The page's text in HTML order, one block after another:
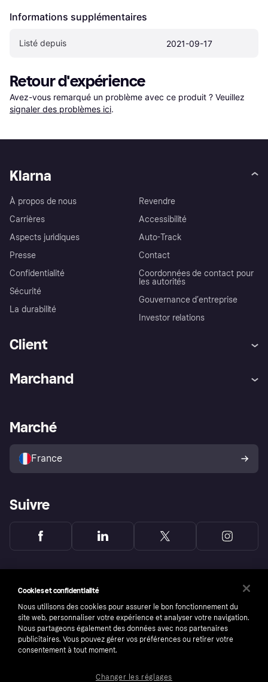
Informations supplémentaires
Listé depuis 2021-09-17
Retour d'expérience
Avez-vous remarqué un problème avec ce produit ? Veuillez
signaler des problèmes ici.
Klarna
À propos de nous
Carrières
Aspects juridiques
Presse
Confidentialité
Sécurité
La durabilité
Revendre
Accessibilité
Auto-Track
Contact
Coordonnées de contact pour
les autorités
Gouvernance d’entreprise
Investor relations
Client
Explorez les magasins
Politique de protection de
l’acheteur Klarna
Marchand
Portail Marchand
Marché
France
Suivre
Cookies et confidentialité
Nous utilisons des cookies pour assurer le bon fonctionnement du
site web, personnaliser votre expérience et analyser votre navigation.
Nous partageons également des données avec nos partenaires
publicitaires. Vous pouvez gérer vos préférences ou retirer votre
consentement à tout moment.
Changer les réglages